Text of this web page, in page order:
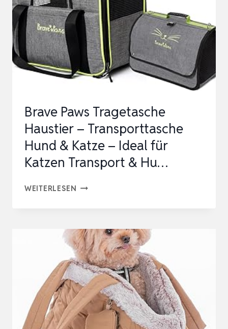
GEPOLSTERTEM
SCHULTERGURT
UND
F…
Brave Paws Tragetasche
Haustier – Transporttasche
Hund & Katze – Ideal für
Katzen Transport & Hu…
WEITERLESEN BRAVE
HAUSTIER
–
TRANSPORTTASCHE
HUND
&
KATZE